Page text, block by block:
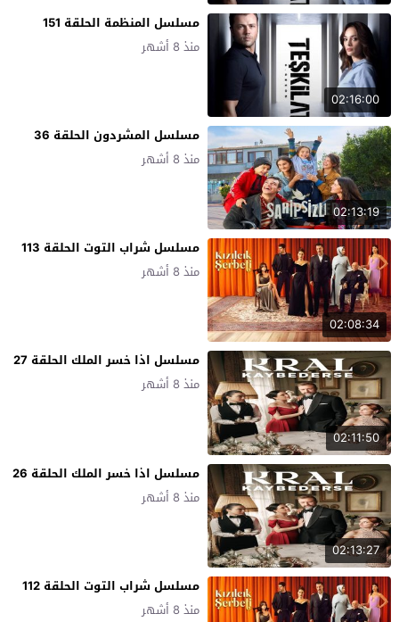
02:16:00
مسلسل المنظمة الحلقة 151
منذ 8 أشهر
02:13:19
مسلسل المشردون الحلقة 36
منذ 8 أشهر
02:08:34
مسلسل شراب التوت الحلقة 113
منذ 8 أشهر
02:11:50
مسلسل اذا خسر الملك الحلقة 27
منذ 8 أشهر
02:13:27
مسلسل اذا خسر الملك الحلقة 26
منذ 8 أشهر
مسلسل شراب التوت الحلقة 112
منذ 8 أشهر